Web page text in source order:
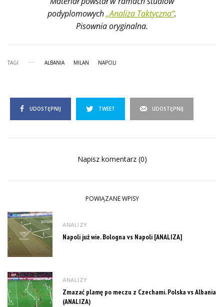
podyplomowych„Analiza Taktyczna”.
Pisownia oryginalna.
TAGI ALBANIA MILAN NAPOLI
UDOSTĘPNIJ TWEET UDOSTĘPNIJ
Napisz komentarz (0)
POWIĄZANE WPISY
ANALIZY
Napoli już wie. Bologna vs Napoli [ANALIZA]
ANALIZY
Zmazać plamę po meczu z Czechami. Polska vs Albania
(ANALIZA)